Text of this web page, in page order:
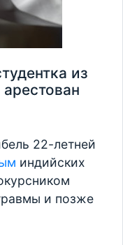
из
22-летней
индийских
и позже